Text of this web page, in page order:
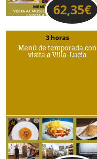
62,35€
3 horas
Menú de temporada con
visita a Villa-Lucía